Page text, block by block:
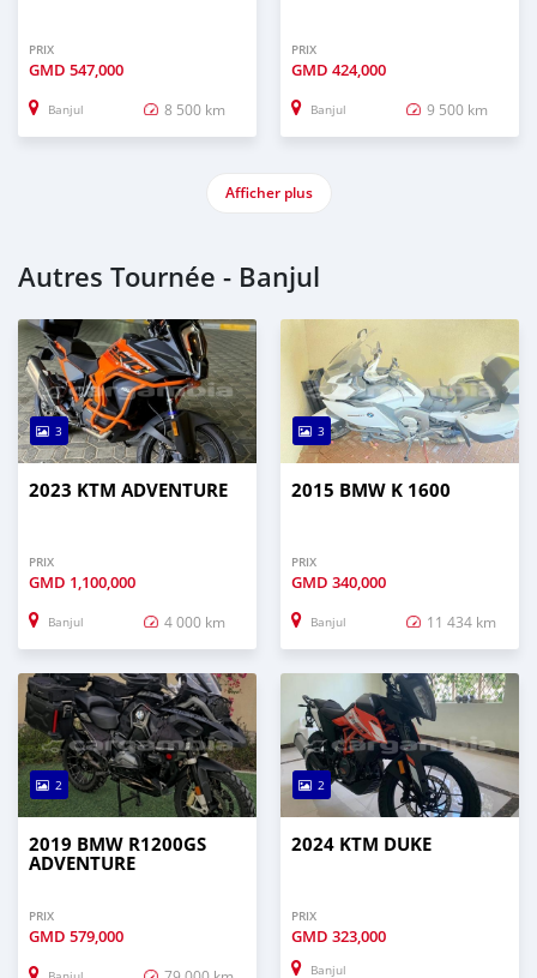
PRIX
GMD 547,000
Banjul 8 500 km
PRIX
GMD 424,000
Banjul 9 500 km
Afficher plus
Autres Tournée - Banjul
3
2023 KTM ADVENTURE
PRIX
GMD 1,100,000
Banjul 4 000 km
3
2015 BMW K 1600
PRIX
GMD 340,000
Banjul 11 434 km
2
2019 BMW R1200GS
ADVENTURE
PRIX
GMD 579,000
2
2024 KTM DUKE
PRIX
GMD 323,000
Banjul